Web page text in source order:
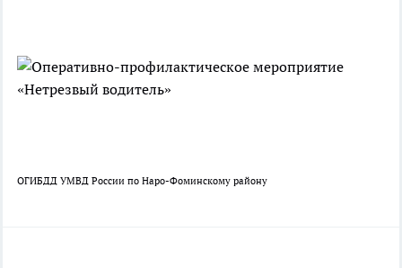
ОГИБДД УМВД России по Наро-Фоминскому району